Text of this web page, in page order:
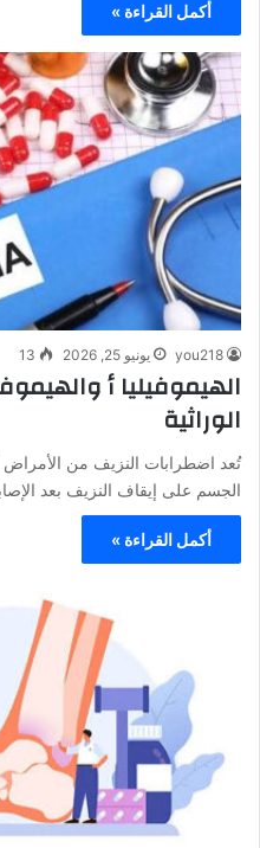
أكمل القراءة »
you218 يونيو 25, 2026 13
الهيموفيليا أ
الوراثية
تُعد اضطرابات النزيف من الأمراض
الجسم على إيقاف النزيف بعد
أكمل القراءة »